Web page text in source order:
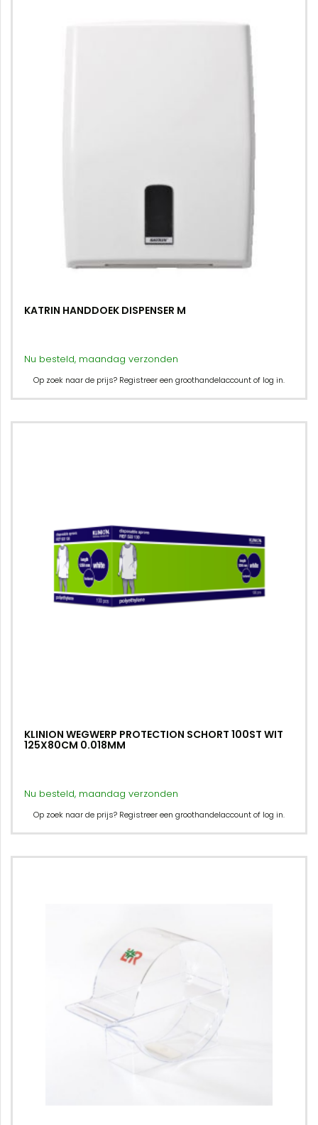
KATRIN HANDDOEK DISPENSER M
Nu besteld, maandag verzonden
Op zoek naar de prijs? Registreer een groothandelaccount of log in.
KLINION WEGWERP PROTECTION SCHORT 100ST WIT
125X80CM 0.018MM
Nu besteld, maandag verzonden
Op zoek naar de prijs? Registreer een groothandelaccount of log in.